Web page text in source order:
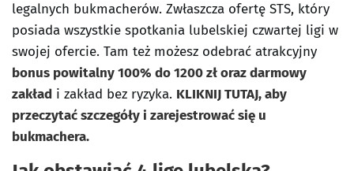
legalnych bukmacherów. Zwłaszcza ofertę STS, który
posiada wszystkie spotkania lubelskiej czwartej ligi w
swojej ofercie. Tam też możesz odebrać atrakcyjny
bonus powitalny 100% do 1200 zł oraz darmowy
zakład i zakład bez ryzyka. KLIKNIJ TUTAJ, aby
przeczytać szczegóły i zarejestrować się u
bukmachera.